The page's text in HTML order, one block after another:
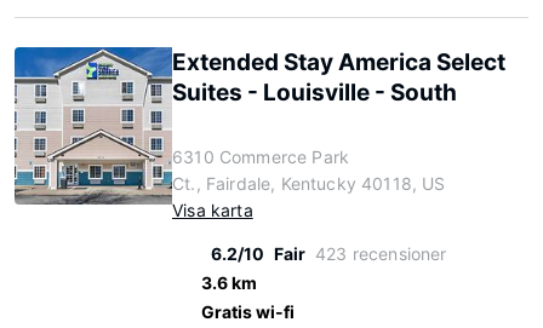
Extended Stay America Select
Suites - Louisville - South
6310 Commerce Park
Ct., Fairdale, Kentucky 40118, US
Visa karta
6.2/10 Fair 423 recensioner
3.6 km
Gratis wi-fi